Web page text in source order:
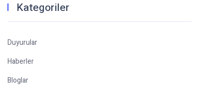
Kategoriler
Duyurular
Haberler
Bloglar